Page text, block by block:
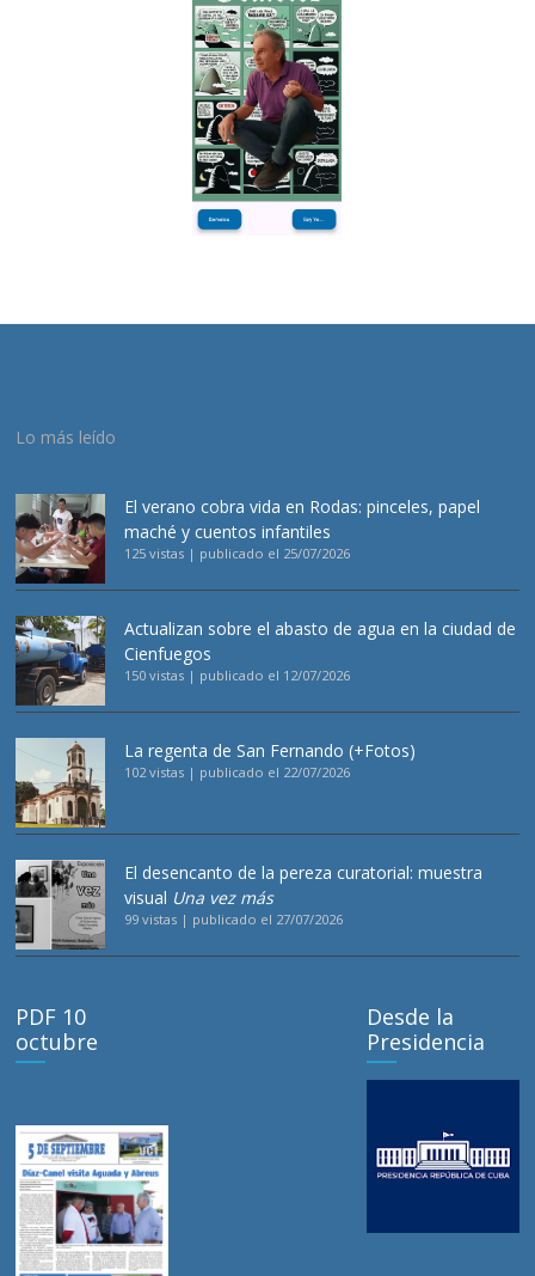
Lo más leído
El verano cobra vida en Rodas: pinceles, papel
maché y cuentos infantiles
125 vistas | publicado el 25/07/2026
Actualizan sobre el abasto de agua en la ciudad de
Cienfuegos
150 vistas | publicado el 12/07/2026
La regenta de San Fernando (+Fotos)
102 vistas | publicado el 22/07/2026
El desencanto de la pereza curatorial: muestra
visual Una vez más
99 vistas | publicado el 27/07/2026
PDF 10
octubre
Desde la
Presidencia